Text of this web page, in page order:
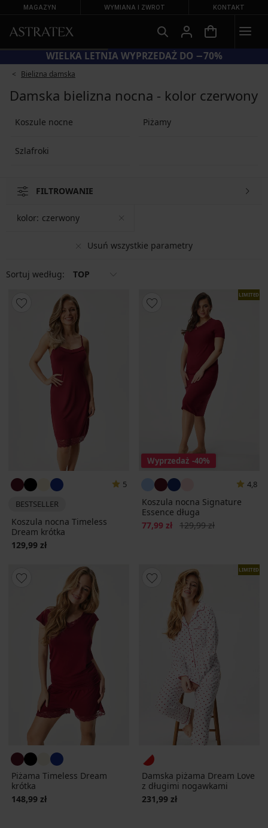
MAGAZYN WYMIANA I ZWROT KONTAKT
WIELKA LETNIA WYPRZEDAŻ DO −70%
Bielizna damska
Damska bielizna nocna - kolor czerwony
Koszule nocne Piżamy
Szlafroki
FILTROWANIE
Usuń wszystkie parametry
kolor: czerwony
Sortuj według: TOP
5
BESTSELLER
Koszula nocna Timeless
Dream krótka
129,99 zł
LIMITED
Wyprzedaż -40%
4,8
Koszula nocna Signature
Essence długa
Zniżka
77,99 zł Pierwotna cena
129,99 zł
Piżama Timeless Dream
krótka
148,99 zł
LIMITED
Damska piżama Dream Love
z długimi nogawkami
231,99 zł